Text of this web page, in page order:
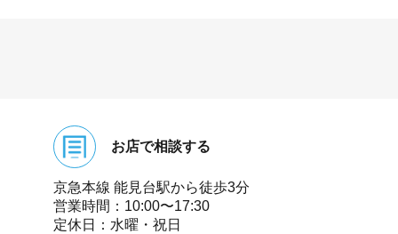
お店で相談する
京急本線 能⾒台駅から徒歩3分
営業時間：10:00〜17:30
定休⽇：⽔曜・祝⽇